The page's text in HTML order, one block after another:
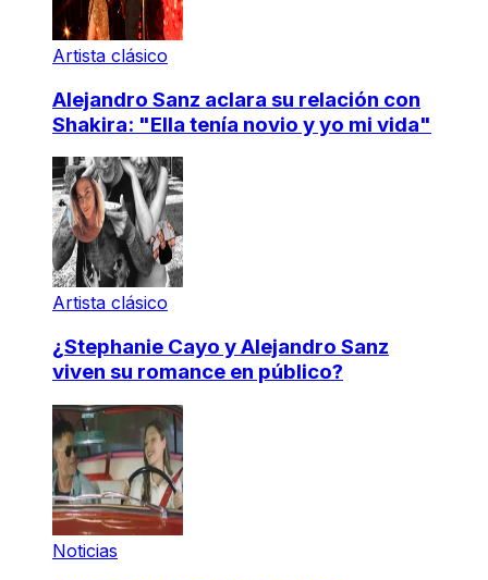
Artista clásico
Alejandro Sanz aclara su relación con
Shakira: "Ella tenía novio y yo mi vida"
Artista clásico
¿Stephanie Cayo y Alejandro Sanz
viven su romance en público?
Noticias